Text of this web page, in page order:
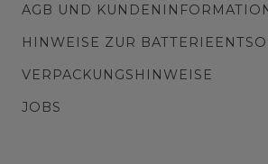
AGB UND
HINWEISE ZUR
VERPACKUNGSHINWEISE
JOBS